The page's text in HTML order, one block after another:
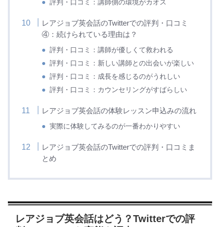
評判・口コミ：講師側の環境がカオス
レアジョブ英会話のTwitterでの評判・口コミ
④：続けられている理由は？
評判・口コミ：講師が優しくて救われる
評判・口コミ：新しい講師との出会いが楽しい
評判・口コミ：成長を感じるのがうれしい
評判・口コミ：カウンセリングがすばらしい
レアジョブ英会話の体験レッスン申込みの流れ
実際に体験してみるのが一番わかりやすい
レアジョブ英会話のTwitterでの評判・口コミま
とめ
レアジョブ英会話はどう？Twitterでの評